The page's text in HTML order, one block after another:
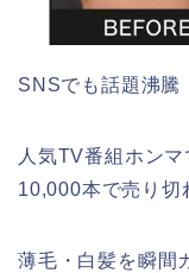
SNSでも話題沸騰
人気TV番組ホン
10,000本で売り切
薄毛・白髪を瞬間